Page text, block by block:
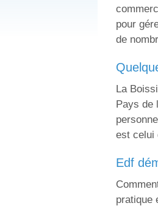
pour
de
La
Pays de
est celui
edf
pratique